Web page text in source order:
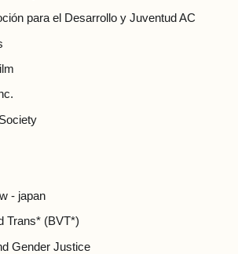
para el Desarrollo y Juventud AC
- japan
Trans* (BVT*)
Gender Justice